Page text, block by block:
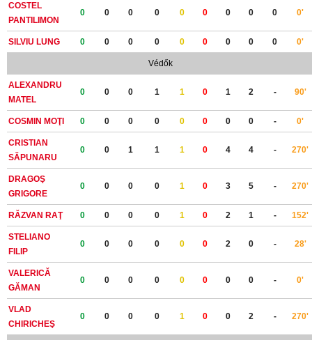
COSTEL
PANTILIMON
0 0 0 0 0 0 0 0 0 0'
SILVIU LUNG 0 0 0 0 0 0 0 0 0 0'
Védők
ALEXANDRU
MATEL
0 0 0 1 1 0 1 2 - 90'
COSMIN MOŢI 0 0 0 0 0 0 0 0 - 0'
CRISTIAN
SĂPUNARU
0 0 1 1 1 0 4 4 - 270'
DRAGOŞ
GRIGORE
0 0 0 0 1 0 3 5 - 270'
RĂZVAN RAŢ 0 0 0 0 1 0 2 1 - 152'
STELIANO
FILIP
0 0 0 0 0 0 2 0 - 28'
VALERICĂ
GĂMAN
0 0 0 0 0 0 0 0 - 0'
VLAD
CHIRICHEŞ
0 0 0 0 1 0 0 2 - 270'